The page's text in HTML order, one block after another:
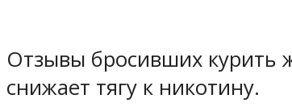
Отзывы бросивших курить
снижает тягу к никотину.